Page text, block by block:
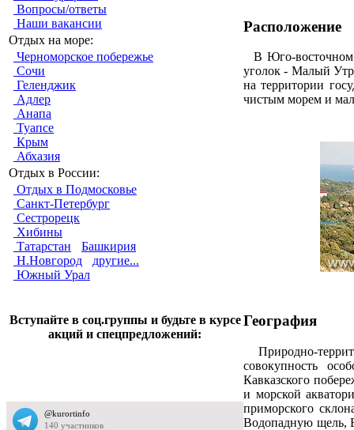
Вопросы/ответы
Наши вакансии
Отдых на море:
Черноморское побережье
Сочи
Геленджик
Адлер
Анапа
Туапсе
Крым
Абхазия
Отдых в России:
Отдых в Подмосковье
Санкт-Петербург
Сестрорецк
Хибины
Татарстан
Башкирия
Н.Новгород
другие...
Южный Урал
Вступайте в соц.группы и будьте в курсе
акций и спецпредложений:
Расположение
В Юго-восточном
уголок - Малый
на территории
чистым морем и
География
Природно-
совокупность
Кавказского
и морской
приморского
Водопадную щель,